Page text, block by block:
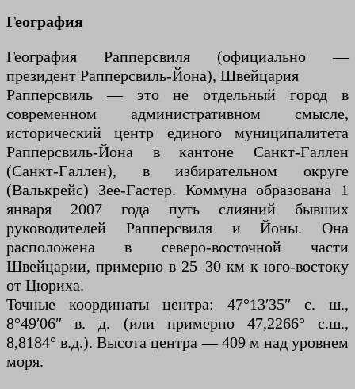
География
География Рапперсвиля (официально —
президент Рапперсвиль-Йона), Швейцария
Рапперсвиль — это не отдельный город в
современном административном смысле,
исторический центр единого муниципалитета
Рапперсвиль-Йона в кантоне Санкт-Галлен
(Санкт-Галлен), в избирательном округе
(Валькрейс) Зее-Гастер. Коммуна образована 1
января 2007 года путь слияний бывших
руководителей Рапперсвиля и Йоны. Она
расположена в северо-восточной части
Швейцарии, примерно в 25–30 км к юго-востоку
от Цюриха.
Точные координаты центра: 47°13′35″ с. ш.,
8°49′06″ в. д. (или примерно 47,2266° с.ш.,
8,8184° в.д.). Высота центра — 409 м над уровнем
моря.